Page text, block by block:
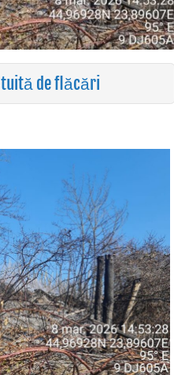
de flăcări